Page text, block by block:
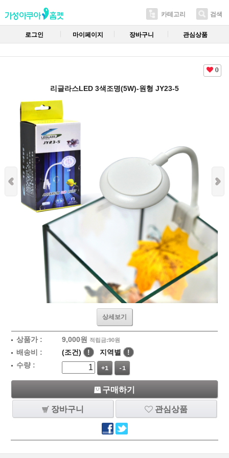
카테고리 검색
로그인 마이페이지 장바구니 관심상품
0
리글라스LED 3색조명(5W)-원형 JY23-5
상세보기
상품가 : 9,000원 적립금:90원
배송비 : (조건) ! 지역별
!
수량 :
+1 -1
구매하기
장바구니 관심상품